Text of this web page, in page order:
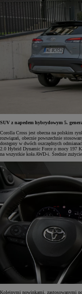
SUV z napedem hybrydowym 5.
Corolla Cross jest obecna na polskim
rozwiązań, obecnie powszechnie
dostępny w dwóch oszczędnych
2.0 Hybrid Dynamic Force o mocy 197
na wszystkie koła AWD-i. Średnie
Kolejnymi nowinkami, zastosowanymi